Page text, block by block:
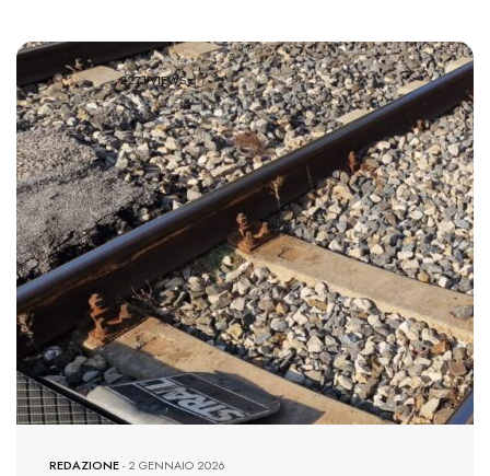
2271 VIEWS
REDAZIONE-2 GENNAIO 2026